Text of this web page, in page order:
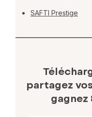
SAFTI Prestige
partagez
gagnez